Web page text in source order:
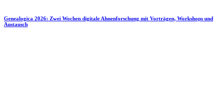
Genealogica 2026: Zwei Wochen digitale Ahnenforschung mit Vorträgen, Workshops und
Austausch